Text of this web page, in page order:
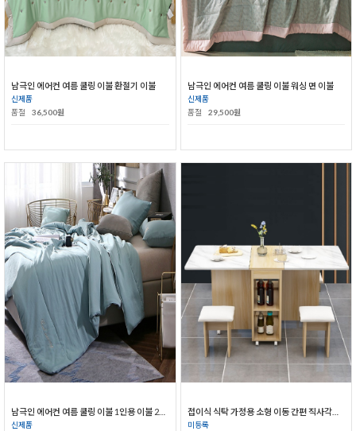
남극인 에어컨 여름 쿨링 이불 환절기 이불
신제품
품절
36,500원
남극인 에어컨 여름 쿨링 이불 워싱 면 이불
신제품
품절
29,500원
신제품
접이식 식탁 가정용 소형 이동 간편 직사각형 밥상 식사용
미등록